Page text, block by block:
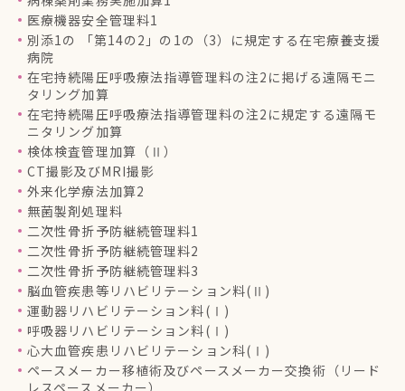
医療機器安全管理料1
別添1の 「第14の2」の1の（3）に規定する在宅療養支援
病院
在宅持続陽圧呼吸療法指導管理料の注2に掲げる遠隔モニ
タリング加算
在宅持続陽圧呼吸療法指導管理料の注2に規定する遠隔モ
ニタリング加算
検体検査管理加算（Ⅱ）
CT撮影及びMRI撮影
外来化学療法加算2
無菌製剤処理料
二次性骨折予防継続管理料1
二次性骨折予防継続管理料2
二次性骨折予防継続管理料3
脳血管疾患等リハビリテーション料(Ⅱ)
運動器リハビリテーション料(Ⅰ)
呼吸器リハビリテーション料(Ⅰ)
心大血管疾患リハビリテーション科(Ⅰ)
ペースメーカー移植術及びペースメーカー交換術（リード